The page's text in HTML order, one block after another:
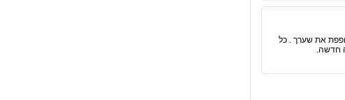
את שערך . כל